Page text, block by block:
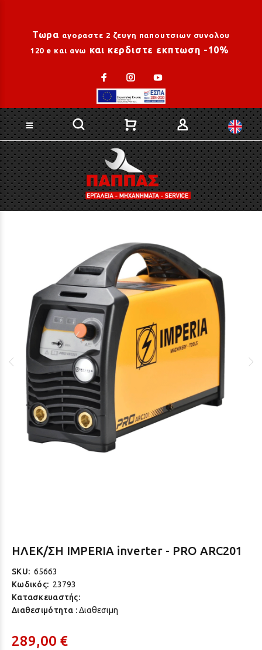
Τωρα αγοραστε 2 ζευγη παπουτσιων συνολου
120 e και ανω και κερδιστε εκπτωση -10%
ΗΛΕΚ/ΣΗ IMPERIA inverter - PRO ARC201
SKU: 65663
Κωδικός: 23793
Κατασκευαστής:
Διαθεσιμότητα :Διαθεσιμη
289,00 €